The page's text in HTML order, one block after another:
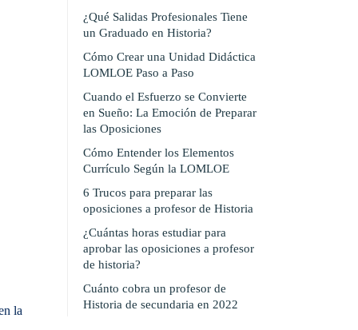
la
¿Qué Salidas Profesionales Tiene
un Graduado en Historia?
Cómo Crear una Unidad Didáctica
LOMLOE Paso a Paso
Cuando el Esfuerzo se Convierte
en Sueño: La Emoción de Preparar
las Oposiciones
Cómo Entender los Elementos
Currículo Según la LOMLOE
6 Trucos para preparar las
oposiciones a profesor de Historia
¿Cuántas horas estudiar para
aprobar las oposiciones a profesor
de historia?
Cuánto cobra un profesor de
Historia de secundaria en 2022